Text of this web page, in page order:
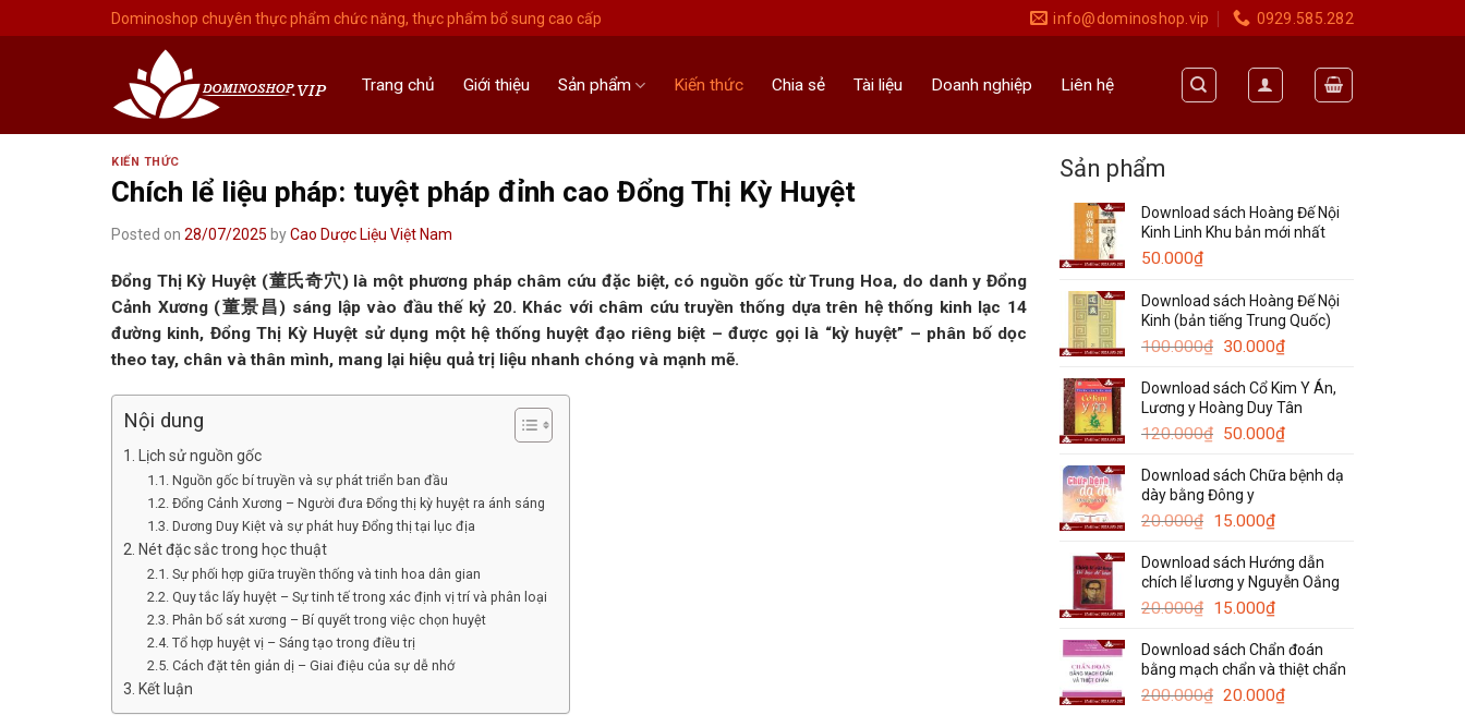
to
Dominoshop chuyên thực phẩm chức năng, thực phẩm bổ sung cao cấp info@dominoshop.vip 0929.585.282
Trang chủ Giới thiệu Sản phẩm Kiến thức Chia sẻ Tài liệu Doanh nghiệp Liên hệ
KIẾN THỨC
Chích lể liệu pháp: tuyệt pháp đỉnh cao Đổng Thị Kỳ Huyệt
Posted on 28/07/2025 byCao Dược Liệu Việt Nam
Đổng Thị Kỳ Huyệt (董氏奇穴) là một phương pháp châm cứu đặc biệt, có nguồn gốc từ Trung Hoa, do danh y Đổng
Cảnh Xương (董景昌) sáng lập vào đầu thế kỷ 20. Khác với châm cứu truyền thống dựa trên hệ thống kinh lạc 14
đường kinh, Đổng Thị Kỳ Huyệt sử dụng một hệ thống huyệt đạo riêng biệt – được gọi là “kỳ huyệt” – phân bố dọc
theo tay, chân và thân mình, mang lại hiệu quả trị liệu nhanh chóng và mạnh mẽ.
Nội dung
Lịch sử nguồn gốc
Nguồn gốc bí truyền và sự phát triển ban đầu
Đổng Cảnh Xương – Người đưa Đổng thị kỳ huyệt ra ánh sáng
Dương Duy Kiệt và sự phát huy Đổng thị tại lục địa
Nét đặc sắc trong học thuật
Sự phối hợp giữa truyền thống và tinh hoa dân gian
Quy tắc lấy huyệt – Sự tinh tế trong xác định vị trí và phân loại
Phân bố sát xương – Bí quyết trong việc chọn huyệt
Tổ hợp huyệt vị – Sáng tạo trong điều trị
Cách đặt tên giản dị – Giai điệu của sự dễ nhớ
Kết luận
Sản phẩm
Download sách Hoàng Đế Nội
Kinh Linh Khu bản mới nhất
50.000₫
Download sách Hoàng Đế Nội
Kinh (bản tiếng Trung Quốc)
100.000₫ Giá
là:
100.000₫.
30.000₫Giá
tại
là:
30.000₫.
Download sách Cổ Kim Y Án,
Lương y Hoàng Duy Tân
120.000₫ Giá
là:
120.000₫.
50.000₫Giá
tại
Download sách Chữa bệnh dạ
dày bằng Đông y
20.000₫ Giá
là:
20.000₫.
15.000₫Giá
tại
là:
15.000₫.
Download sách Hướng dẫn
chích lể lương y Nguyễn Oắng
20.000₫ Giá
là:
20.000₫.
15.000₫Giá
tại
là:
15.000₫.
Download sách Chẩn đoán
bằng mạch chẩn và thiệt chẩn
200.000₫ Giá
20.000₫Giá